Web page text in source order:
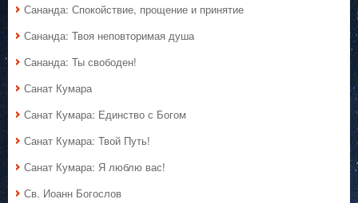
Сананда: Спокойствие, прощение и принятие
Сананда: Твоя неповторимая душа
Сананда: Ты свободен!
Санат Кумара
Санат Кумара: Единство с Богом
Санат Кумара: Твой Путь!
Санат Кумара: Я люблю вас!
Св. Иоанн Богослов